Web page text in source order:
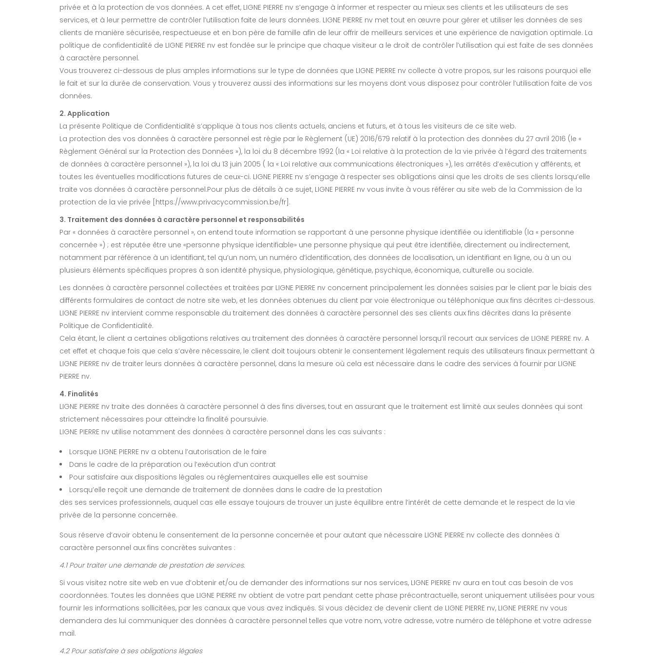
privée et à la protection de vos données. A cet effet, LIGNE PIERRE nv s’engage à informer et respecter au mieux ses clients et les utilisateurs de ses
services, et à leur permettre de contrôler l’utilisation faite de leurs données. LIGNE PIERRE nv met tout en œuvre pour gérer et utiliser les données de ses
clients de manière sécurisée, respectueuse et en bon père de famille afin de leur offrir de meilleurs services et une expérience de navigation optimale. La
politique de confidentialité de LIGNE PIERRE nv est fondée sur le principe que chaque visiteur a le droit de contrôler l’utilisation qui est faite de ses données
à caractère personnel.
Vous trouverez ci-dessous de plus amples informations sur le type de données que LIGNE PIERRE nv collecte à votre propos, sur les raisons pourquoi elle
le fait et sur la durée de conservation. Vous y trouverez aussi des informations sur les moyens dont vous disposez pour contrôler l’utilisation faite de vos
données.
2. Application
La présente Politique de Confidentialité s’applique à tous nos clients actuels, anciens et futurs, et à tous les visiteurs de ce site web.
La protection des vos données à caractère personnel est régie par le Règlement (UE) 2016/679 relatif à la protection des données du 27 avril 2016 (le «
Règlement Général sur la Protection des Données »), la loi du 8 décembre 1992 (la « Loi relative à la protection de la vie privée à l’égard des traitements
de données à caractère personnel »), la loi du 13 juin 2005 ( la « Loi relative aux communications électroniques »), les arrêtés d’exécution y afférents, et
toutes les éventuelles modifications futures de ceux-ci. LIGNE PIERRE nv s’engage à respecter ses obligations ainsi que les droits de ses clients lorsqu’elle
traite vos données à caractère personnel.Pour plus de détails à ce sujet, LIGNE PIERRE nv vous invite à vous référer au site web de la Commission de la
protection de la vie privée [https://www.privacycommission.be/fr].
3. Traitement des données à caractère personnel et responsabilités
Par « données à caractère personnel », on entend toute information se rapportant à une personne physique identifiée ou identifiable (la « personne
concernée ») ; est réputée être une «personne physique identifiable» une personne physique qui peut être identifiée, directement ou indirectement,
notamment par référence à un identifiant, tel qu’un nom, un numéro d’identification, des données de localisation, un identifiant en ligne, ou à un ou
plusieurs éléments spécifiques propres à son identité physique, physiologique, génétique, psychique, économique, culturelle ou sociale.
Les données à caractère personnel collectées et traitées par LIGNE PIERRE nv concernent principalement les données saisies par le client par le biais des
différents formulaires de contact de notre site web, et les données obtenues du client par voie électronique ou téléphonique aux fins décrites ci-dessous.
LIGNE PIERRE nv intervient comme responsable du traitement des données à caractère personnel des ses clients aux fins décrites dans la présente
Politique de Confidentialité.
Cela étant, le client a certaines obligations relatives au traitement des données à caractère personnel lorsqu’il recourt aux services de LIGNE PIERRE nv. A
cet effet et chaque fois que cela s’avère nécessaire, le client doit toujours obtenir le consentement légalement requis des utilisateurs finaux permettant à
LIGNE PIERRE nv de traiter leurs données à caractère personnel, dans la mesure où cela est nécessaire dans le cadre des services à fournir par LIGNE
PIERRE nv.
4. Finalités
LIGNE PIERRE nv traite des données à caractère personnel à des fins diverses, tout en assurant que le traitement est limité aux seules données qui sont
strictement nécessaires pour atteindre la finalité poursuivie.
LIGNE PIERRE nv utilise notamment des données à caractère personnel dans les cas suivants :
Lorsque LIGNE PIERRE nv a obtenu l’autorisation de le faire
Dans le cadre de la préparation ou l’exécution d’un contrat
Pour satisfaire aux dispositions légales ou réglementaires auxquelles elle est soumise
Lorsqu’elle reçoit une demande de traitement de données dans le cadre de la prestation
des ses services professionnels, auquel cas elle essaye toujours de trouver un juste équilibre entre l’intérêt de cette demande et le respect de la vie
privée de la personne concernée.
Sous réserve d’avoir obtenu le consentement de la personne concernée et pour autant que nécessaire LIGNE PIERRE nv collecte des données à
caractère personnel aux fins concrètes suivantes :
4.1 Pour traiter une demande de prestation de services.
Si vous visitez notre site web en vue d’obtenir et/ou de demander des informations sur nos services, LIGNE PIERRE nv aura en tout cas besoin de vos
coordonnées. Toutes les données que LIGNE PIERRE nv obtient de votre part pendant cette phase précontractuelle, seront uniquement utilisées pour vous
fournir les informations sollicitées, par les canaux que vous avez indiqués. Si vous décidez de devenir client de LIGNE PIERRE nv, LIGNE PIERRE nv vous
demandera des lui communiquer des données à caractère personnel telles que votre nom, votre adresse, votre numéro de téléphone et votre adresse
mail.
4.2 Pour satisfaire à ses obligations légales